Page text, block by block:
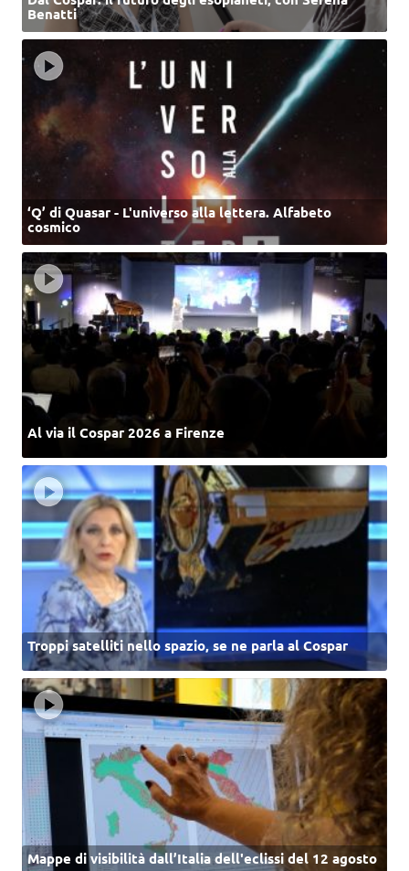
Benatti
‘Q’ di Quasar - L'universo alla lettera. Alfabeto
cosmico
Al via il Cospar 2026 a Firenze
Troppi satelliti nello spazio, se ne parla al Cospar
Mappe di visibilità dall’Italia dell'eclissi del 12 agosto